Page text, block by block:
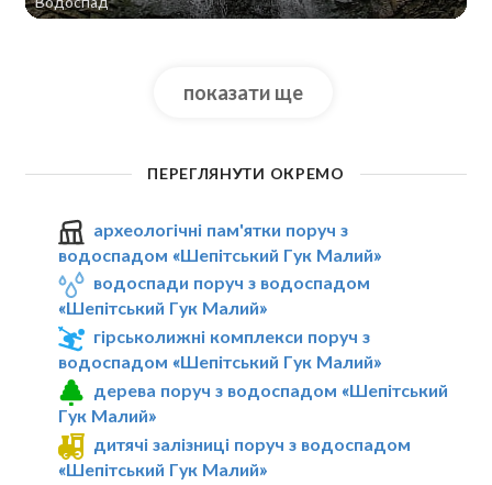
показати ще
ПЕРЕГЛЯНУТИ ОКРЕМО
археологічні пам'ятки поруч з
водоспадом «Шепітський Гук Малий»
водоспади поруч з водоспадом
«Шепітський Гук Малий»
гірськолижні комплекси поруч з
водоспадом «Шепітський Гук Малий»
дерева поруч з водоспадом «Шепітський
Гук Малий»
дитячі залізниці поруч з водоспадом
«Шепітський Гук Малий»